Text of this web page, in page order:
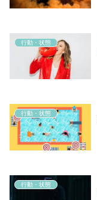
行動・状態
行動・状態
行動・状態